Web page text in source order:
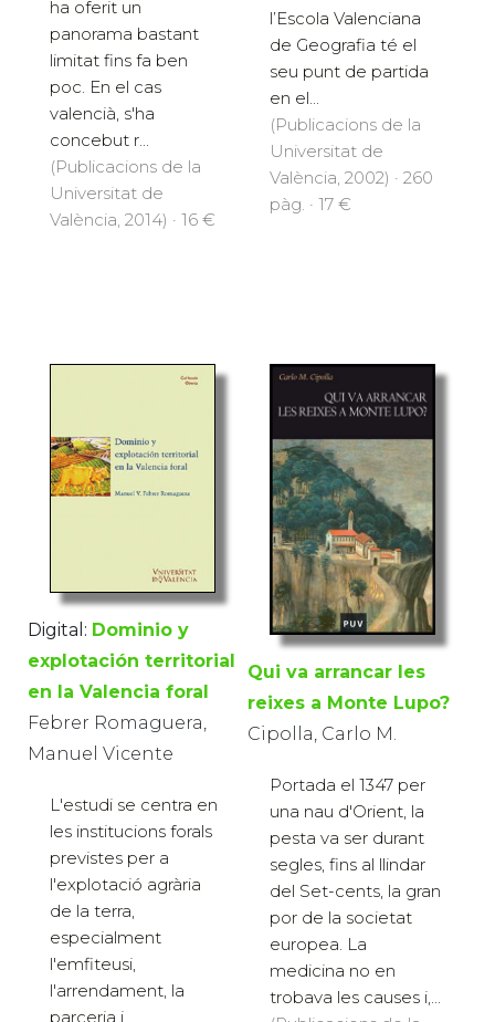
ha oferit un
panorama bastant
limitat fins fa ben
poc. En el cas
valencià, s'ha
concebut r...
(Publicacions de la
Universitat de
València, 2014) · 16 €
l’Escola Valenciana
de Geografia té el
seu punt de partida
en el...
(Publicacions de la
Universitat de
València, 2002) · 260
pàg. · 17 €
Digital: Dominio y
explotación territorial
en la Valencia foral
Febrer Romaguera,
Manuel Vicente
L'estudi se centra en
les institucions forals
previstes per a
l'explotació agrària
de la terra,
especialment
l'emfiteusi,
l'arrendament, la
parceria i
Qui va arrancar les
reixes a Monte Lupo?
Cipolla, Carlo M.
Portada el 1347 per
una nau d'Orient, la
pesta va ser durant
segles, fins al llindar
del Set-cents, la gran
por de la societat
europea. La
medicina no en
trobava les causes i,...